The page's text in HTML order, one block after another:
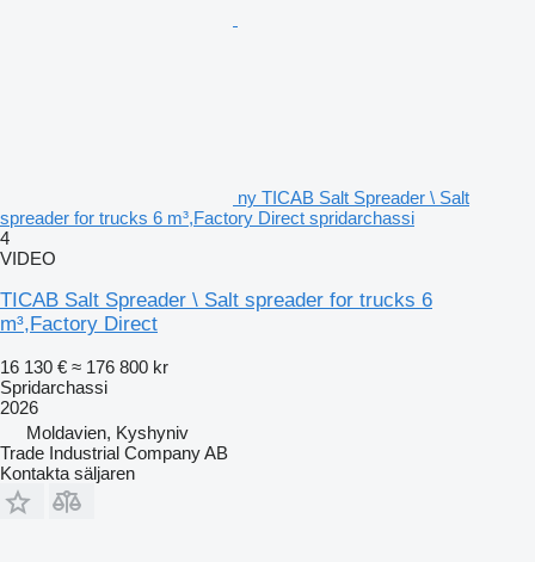
ny TICAB Salt Spreader \ Salt
spreader for trucks 6 m³,Factory Direct spridarchassi
4
VIDEO
TICAB Salt Spreader \ Salt spreader for trucks 6
m³,Factory Direct
16 130 € ≈ 176 800 kr
Spridarchassi
2026
Moldavien, Kyshyniv
Trade Industrial Company AB
Kontakta säljaren